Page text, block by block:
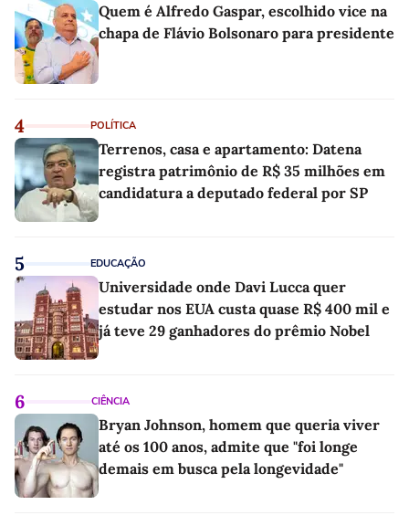
Quem é Alfredo Gaspar, escolhido vice na
chapa de Flávio Bolsonaro para presidente
4 POLÍTICA
Terrenos, casa e apartamento: Datena
registra patrimônio de R$ 35 milhões em
candidatura a deputado federal por SP
5 EDUCAÇÃO
Universidade onde Davi Lucca quer
estudar nos EUA custa quase R$ 400 mil e
já teve 29 ganhadores do prêmio Nobel
6 CIÊNCIA
Bryan Johnson, homem que queria viver
até os 100 anos, admite que "foi longe
demais em busca pela longevidade"